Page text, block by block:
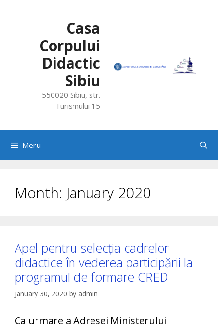
Casa
Corpului
Didactic
Sibiu
550020 Sibiu, str.
Turismului 15
Menu
Month: January 2020
Apel pentru selecția cadrelor
didactice în vederea participării la
programul de formare CRED
January 30, 2020 by admin
Ca urmare a Adresei Ministerului